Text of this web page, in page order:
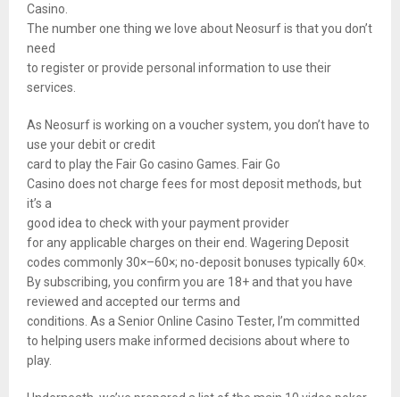
Casino.
The number one thing we love about Neosurf is that you don’t
need
to register or provide personal information to use their
services.
As Neosurf is working on a voucher system, you don’t have to
use your debit or credit
card to play the Fair Go casino Games. Fair Go
Casino does not charge fees for most deposit methods, but
it’s a
good idea to check with your payment provider
for any applicable charges on their end. Wagering Deposit
codes commonly 30×–60×; no-deposit bonuses typically 60×.
By subscribing, you confirm you are 18+ and that you have
reviewed and accepted our terms and
conditions. As a Senior Online Casino Tester, I’m committed
to helping users make informed decisions about where to
play.